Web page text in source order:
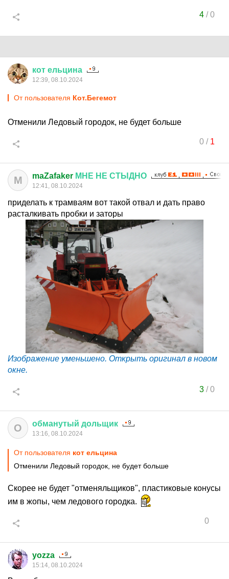
4/0
кот ельцина
12:39, 08.10.2024
От пользователя Кот.Бегемот
Отменили Ледовый городок, не будет больше
0/ 1
M maZafaker МНЕ НЕ СТЫДНО
12:41, 08.10.2024
приделать к трамваям вот такой отвал и дать право
расталкивать пробки и заторы
Изображение уменьшено. Открыть оригинал в новом
окне.
3/0
О обманутый дольщик
13:16, 08.10.2024
От пользователя кот ельцина
Отменили Ледовый городок, не будет больше
Скорее не будет "отменяльщиков", пластиковые конусы
им в жопы, чем ледового городка.
0
yozza
15:14, 08.10.2024